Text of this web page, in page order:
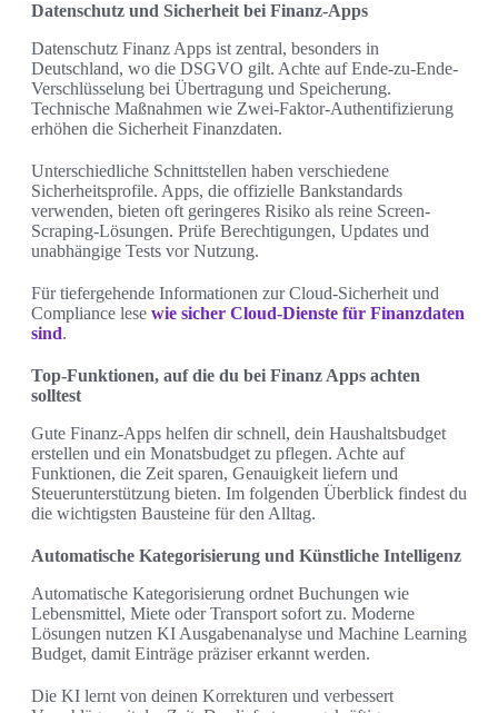
Datenschutz und Sicherheit bei Finanz-Apps
Datenschutz Finanz Apps ist zentral, besonders in
Deutschland, wo die DSGVO gilt. Achte auf Ende-zu-Ende-
Verschlüsselung bei Übertragung und Speicherung.
Technische Maßnahmen wie Zwei-Faktor-Authentifizierung
erhöhen die Sicherheit Finanzdaten.
Unterschiedliche Schnittstellen haben verschiedene
Sicherheitsprofile. Apps, die offizielle Bankstandards
verwenden, bieten oft geringeres Risiko als reine Screen-
Scraping-Lösungen. Prüfe Berechtigungen, Updates und
unabhängige Tests vor Nutzung.
Für tiefergehende Informationen zur Cloud-Sicherheit und
Compliance lese wie sicher Cloud-Dienste für Finanzdaten
sind.
Top-Funktionen, auf die du bei Finanz Apps achten
solltest
Gute Finanz-Apps helfen dir schnell, dein Haushaltsbudget
erstellen und ein Monatsbudget zu pflegen. Achte auf
Funktionen, die Zeit sparen, Genauigkeit liefern und
Steuerunterstützung bieten. Im folgenden Überblick findest du
die wichtigsten Bausteine für den Alltag.
Automatische Kategorisierung und Künstliche Intelligenz
Automatische Kategorisierung ordnet Buchungen wie
Lebensmittel, Miete oder Transport sofort zu. Moderne
Lösungen nutzen KI Ausgabenanalyse und Machine Learning
Budget, damit Einträge präziser erkannt werden.
Die KI lernt von deinen Korrekturen und verbessert